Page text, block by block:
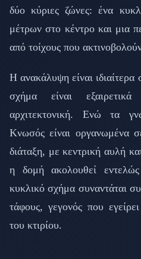
δύο κύριες ζώνες: ένα
μέτρων στο κέντρο και μια
από τοίχους που
Η ανακάλυψη είναι ιδιαίτερα
σχήμα είναι
αρχιτεκτονική. Ενώ τα
Κνωσός είναι οργανωμένα
διάταξη, με κεντρική αυλή
η δομή ακολουθεί
κυκλικό σχήμα συναντάται
τάφους, γεγονός που
του κτιρίου.